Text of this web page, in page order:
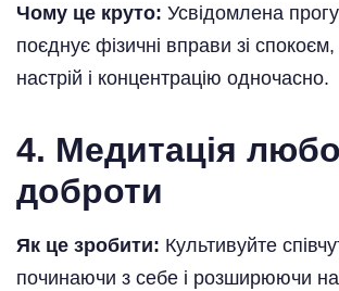
Чому це круто: Усвідомлена
поєднує фізичні вправи зі
настрій і концентрацію одночасно.
4. Медитація
доброти
Як це зробити: Культивуйте
починаючи з себе і розширюючи